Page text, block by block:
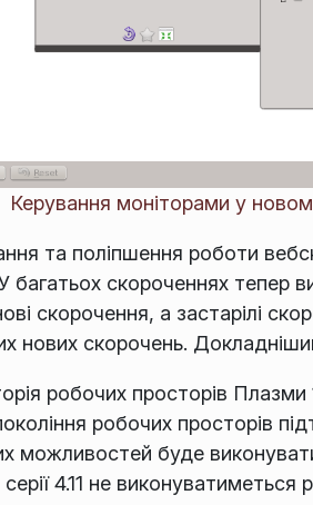
Керування моніторами у
та поліпшення роботи
У багатьох скороченнях
скорочення, а застарілі
нових скорочень.
робочих просторів Плазми
робочих просторів
можливостей буде
4.11 не